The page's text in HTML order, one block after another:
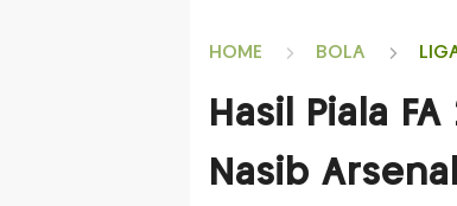
HOME BOLA
Hasil Piala
Nasib